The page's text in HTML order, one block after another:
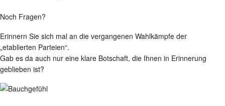
Noch Fragen?
Erinnern Sie sich mal an die vergangenen Wahlkämpfe der
„etablierten Parteien“.
Gab es da auch nur eine klare Botschaft, die Ihnen in Erinnerung
geblieben ist?